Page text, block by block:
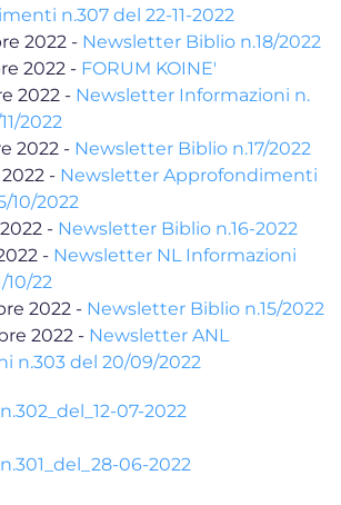
n.307 del 22-11-2022
2022 - Newsletter Biblio n.18/2022
2022 - FORUM KOINE'
2022 - Newsletter Informazioni n.
2022
2022 - Newsletter Biblio n.17/2022
- Newsletter Approfondimenti
10/2022
- Newsletter Biblio n.16-2022
- Newsletter NL Informazioni
10/22
2022 - Newsletter Biblio n.15/2022
2022 - Newsletter ANL
n.303 del 20/09/2022
07-2022
06-2022